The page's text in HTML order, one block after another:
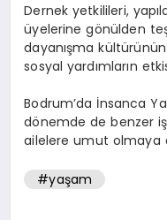
Dernek yetkilileri,
üyelerine gönülden
dayanışma
sosyal yardımların
Bodrum’da İnsanca
dönemde de benzer
ailelere umut olmaya
#yaşam